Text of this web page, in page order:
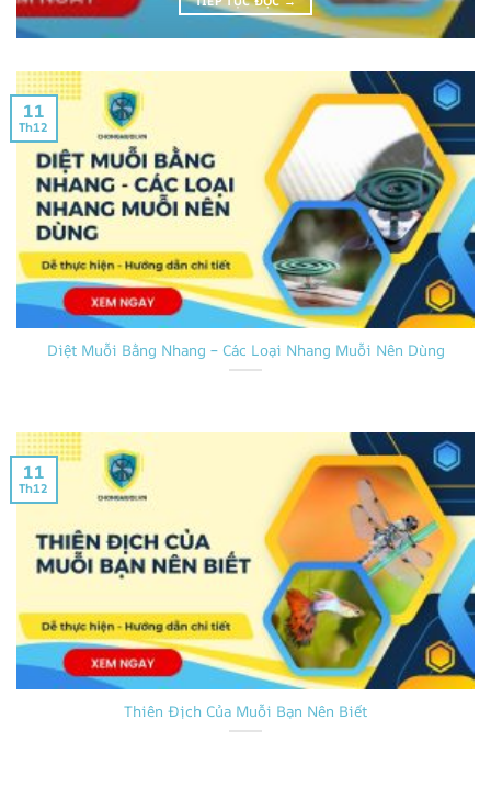
Diệt Muỗi Bằng Nhang – Các Loại Nhang Muỗi Nên Dùng
11
Th12
Thiên Địch Của Muỗi Bạn Nên Biết
11
Th12